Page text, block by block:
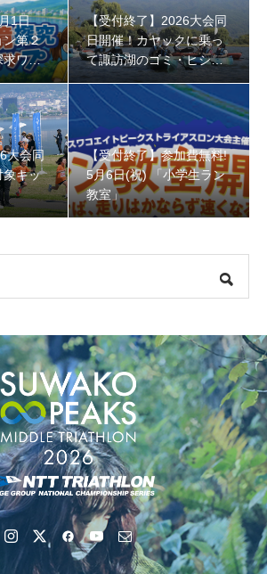
無料! 5月6日(祝) 「小学生ラン教室」
地域６市町村連絡会議を開催しました
1日
ン第２
求ワー
４年生
【受付終了】2026大会同
日開催！カヤックに乗っ
て諏訪湖のゴミ・ヒシを
回収しよう！
大会同
象キッ
【受付終了】参加費無料!
5月6日(祝) 「小学生ラン
教室」